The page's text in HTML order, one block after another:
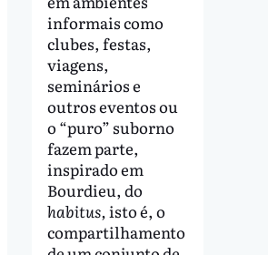
informais como
clubes, festas,
viagens,
seminários e
outros eventos ou
o “puro” suborno
fazem parte,
inspirado em
Bourdieu, do
habitus,isto é, o
compartilhamento